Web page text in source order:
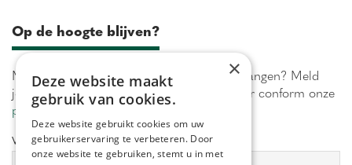
Op de hoogte blijven?
Maximaal 1 keer per week onze acties ontvangen? Meld
je aan! Wij verwerken jouw gegevens secuur conform onze
privacy policy.
Voornaam: Achternaam:
×
Deze website maakt
gebruik van cookies.
Deze website gebruikt cookies om uw
gebruikerservaring te verbeteren. Door
onze website te gebruiken, stemt u in met